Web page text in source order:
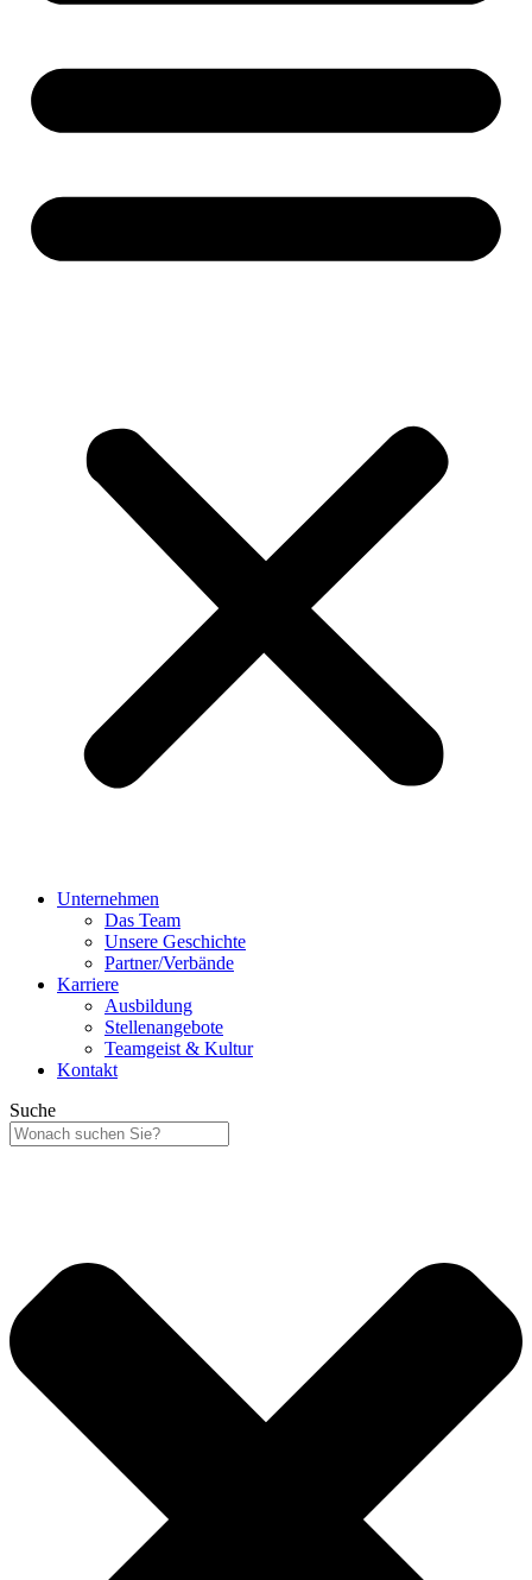
Unternehmen
Das Team
Unsere Geschichte
Partner/Verbände
Karriere
Ausbildung
Stellenangebote
Teamgeist & Kultur
Kontakt
Suche